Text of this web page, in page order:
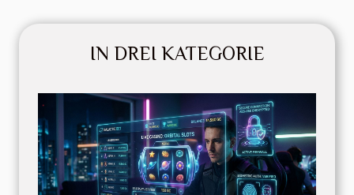
IN DREI KATEGORIE